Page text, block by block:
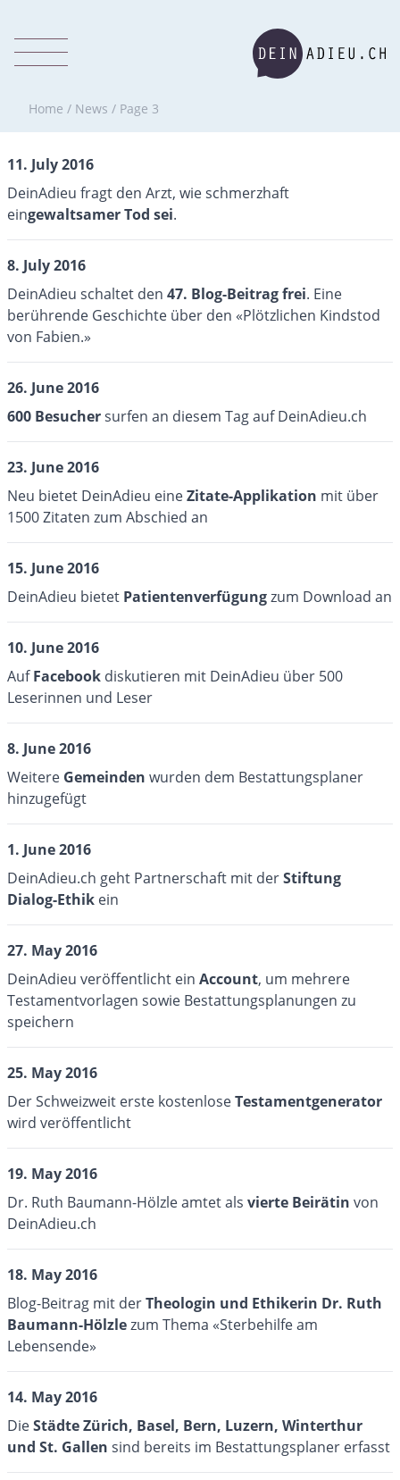
Home / News / Page 3
11. July 2016
DeinAdieu fragt den Arzt, wie schmerzhaft
eingewaltsamer Tod sei.
8. July 2016
DeinAdieu schaltet den 47. Blog-Beitrag frei. Eine
berührende Geschichte über den «Plötzlichen Kindstod
von Fabien.»
26. June 2016
600 Besuchersurfen an diesem Tag auf DeinAdieu.ch
23. June 2016
Neu bietet DeinAdieu eineZitate-Applikation mit über
1500 Zitaten zum Abschied an
15. June 2016
DeinAdieu bietet Patientenverfügungzum Download an
10. June 2016
AufFacebook diskutieren mit DeinAdieu über 500
Leserinnen und Leser
8. June 2016
Weitere Gemeinden wurden dem Bestattungsplaner
hinzugefügt
1. June 2016
DeinAdieu.ch geht Partnerschaft mit derStiftung
Dialog-Ethik ein
27. May 2016
DeinAdieu veröffentlicht ein Account, um mehrere
Testamentvorlagen sowie Bestattungsplanungen zu
speichern
25. May 2016
Der Schweizweit erste kostenloseTestamentgenerator
wird veröffentlicht
19. May 2016
Dr. Ruth Baumann-Hölzle amtet als vierte Beirätin von
DeinAdieu.ch
18. May 2016
Blog-Beitrag mit derTheologin und Ethikerin Dr. Ruth
Baumann-Hölzlezum Thema «Sterbehilfe am
Lebensende»
14. May 2016
DieStädte Zürich, Basel, Bern, Luzern, Winterthur
und St. Gallen sind bereits im Bestattungsplaner erfasst